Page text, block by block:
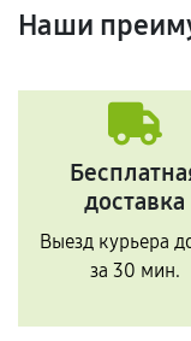
Наши
доставка
Выезд курьера
за 30 мин.